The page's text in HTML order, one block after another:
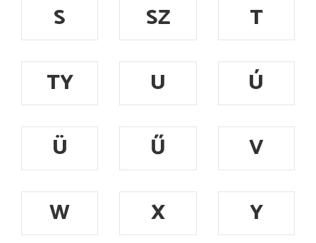
S
SZ
T
TY
U
Ú
Ü
Ű
V
W
X
Y